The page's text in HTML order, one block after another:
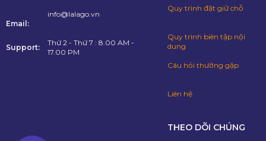
Email:
info@lalago.vn
Support:
Thứ 2 - Thứ 7 : 8.00 AM -
17.00 PM
Quy trình đặt giữ chỗ
Quy trình biên tập nội
dung
Câu hỏi thường gặp
Liên hệ
THEO DÕI CHÚNG